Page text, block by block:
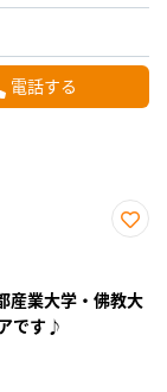
電話する
録
業大学・佛教大
です♪